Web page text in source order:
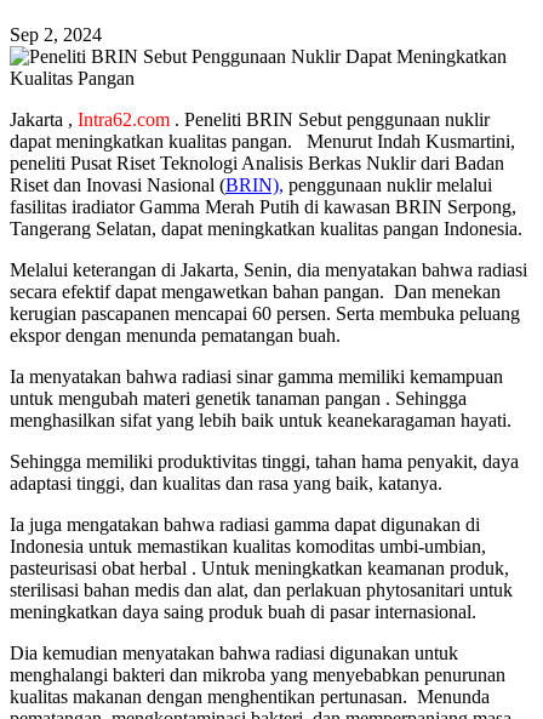
Sep 2, 2024
Jakarta , Intra62.com . Peneliti BRIN Sebut penggunaan nuklir
dapat meningkatkan kualitas pangan. Menurut Indah Kusmartini,
peneliti Pusat Riset Teknologi Analisis Berkas Nuklir dari Badan
Riset dan Inovasi Nasional (BRIN), penggunaan nuklir melalui
fasilitas iradiator Gamma Merah Putih di kawasan BRIN Serpong,
Tangerang Selatan, dapat meningkatkan kualitas pangan Indonesia.
Melalui keterangan di Jakarta, Senin, dia menyatakan bahwa radiasi
secara efektif dapat mengawetkan bahan pangan. Dan menekan
kerugian pascapanen mencapai 60 persen. Serta membuka peluang
ekspor dengan menunda pematangan buah.
Ia menyatakan bahwa radiasi sinar gamma memiliki kemampuan
untuk mengubah materi genetik tanaman pangan . Sehingga
menghasilkan sifat yang lebih baik untuk keanekaragaman hayati.
Sehingga memiliki produktivitas tinggi, tahan hama penyakit, daya
adaptasi tinggi, dan kualitas dan rasa yang baik, katanya.
Ia juga mengatakan bahwa radiasi gamma dapat digunakan di
Indonesia untuk memastikan kualitas komoditas umbi-umbian,
pasteurisasi obat herbal . Untuk meningkatkan keamanan produk,
sterilisasi bahan medis dan alat, dan perlakuan phytosanitari untuk
meningkatkan daya saing produk buah di pasar internasional.
Dia kemudian menyatakan bahwa radiasi digunakan untuk
menghalangi bakteri dan mikroba yang menyebabkan penurunan
kualitas makanan dengan menghentikan pertunasan. Menunda